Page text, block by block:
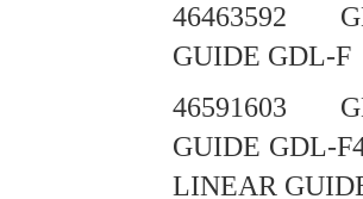
46463592
GUIDE
46591603
GUIDE
LINEAR